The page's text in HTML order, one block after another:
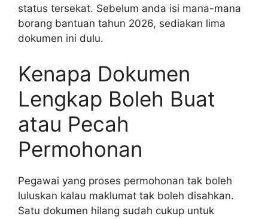
status tersekat. Sebelum anda isi mana-mana
borang bantuan tahun 2026, sediakan lima
dokumen ini dulu.
Kenapa Dokumen
Lengkap Boleh Buat
atau Pecah
Permohonan
Pegawai yang proses permohonan tak boleh
luluskan kalau maklumat tak boleh disahkan.
Satu dokumen hilang sudah cukup untuk